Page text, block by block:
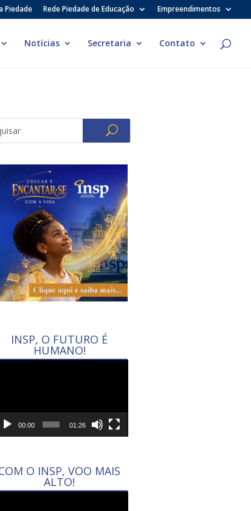
Piedade Rede Piedade de Educação Empreendimentos
Notícias Secretaria Contato
INSP, O FUTURO É
HUMANO!
00:00 01:26
O INSP, VOO MAIS
ALTO!